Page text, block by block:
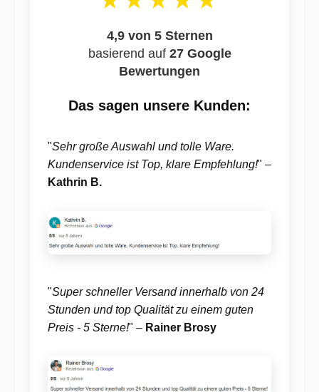
4,9 von 5 Sternen
basierend auf 27 Google
Bewertungen
Das sagen unsere Kunden:
"Sehr große Auswahl und tolle Ware.
Kundenservice ist Top, klare Empfehlung!" –
Kathrin B.
"Super schneller Versand innerhalb von 24
Stunden und top Qualität zu einem guten
Preis - 5 Sterne!" – Rainer Brosy